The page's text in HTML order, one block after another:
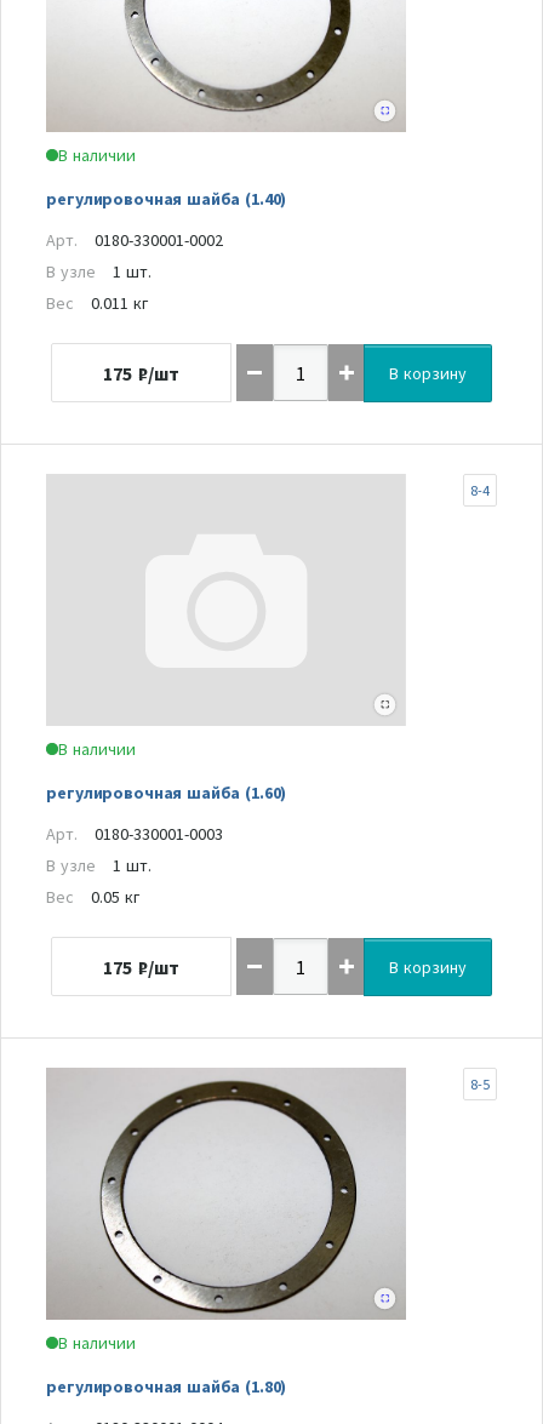
В наличии
регулировочная шайба (1.40)
Арт.
0180-330001-0002
В узле
1 шт.
Вес
0.011 кг
175 ₽/шт В корзину
В наличии
регулировочная шайба (1.60)
8-4
Арт.
0180-330001-0003
В узле
1 шт.
Вес
0.05 кг
175 ₽/шт В корзину
В наличии
регулировочная шайба (1.80)
8-5